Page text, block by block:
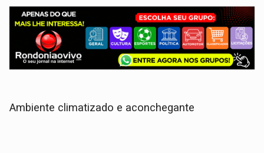
Ambiente climatizado e aconchegante